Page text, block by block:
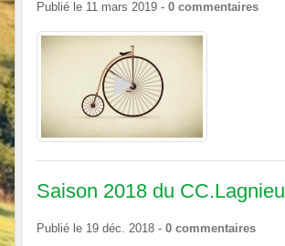
Publié le 11 mars 2019 - 0 commentaires
Saison 2018 du CC.Lagnieu
Publié le 19 déc. 2018 - 0 commentaires